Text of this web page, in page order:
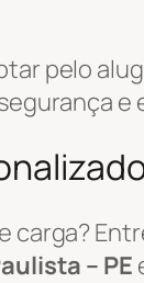
pelo
e
– PE